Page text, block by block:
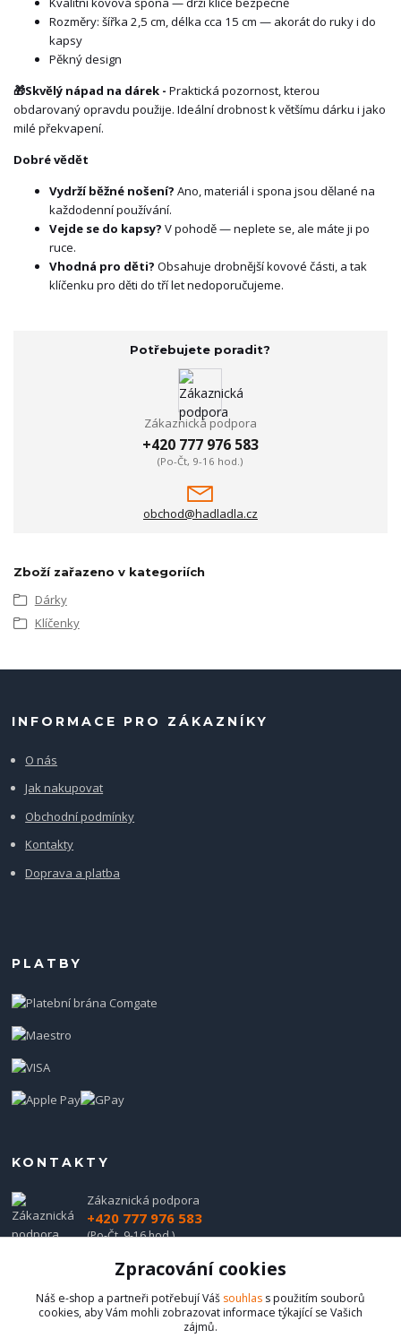
Rozměry: šířka 2,5 cm, délka cca 15 cm — akorát do ruky i do
kapsy
Pěkný design
🎁Skvělý nápad na dárek - Praktická pozornost, kterou
obdarovaný opravdu použije. Ideální drobnost k většímu dárku i jako
milé překvapení.
Dobré vědět
Vydrží běžné nošení? Ano, materiál i spona jsou dělané na
každodenní používání.
Vejde se do kapsy? V pohodě — neplete se, ale máte ji po
ruce.
Vhodná pro děti? Obsahuje drobnější kovové části, a tak
klíčenku pro děti do tří let nedoporučujeme.
Potřebujete poradit?
Zákaznická podpora
+420 777 976 583
(Po-Čt, 9-16 hod.)
obchod@hadladla.cz
Zboží zařazeno v kategoriích
Dárky
Klíčenky
INFORMACE PRO ZÁKAZNÍKY
O nás
Jak nakupovat
Obchodní podmínky
Kontakty
Doprava a platba
PLATBY
KONTAKTY
Zákaznická podpora
+420 777 976 583
(Po-Čt, 9-16 hod.)
obchod@hadladla.cz
Zpracování cookies
Náš e-shop a partneři potřebují Váš souhlas s použitím souborů
cookies, aby Vám mohli zobrazovat informace týkající se Vašich
zájmů.